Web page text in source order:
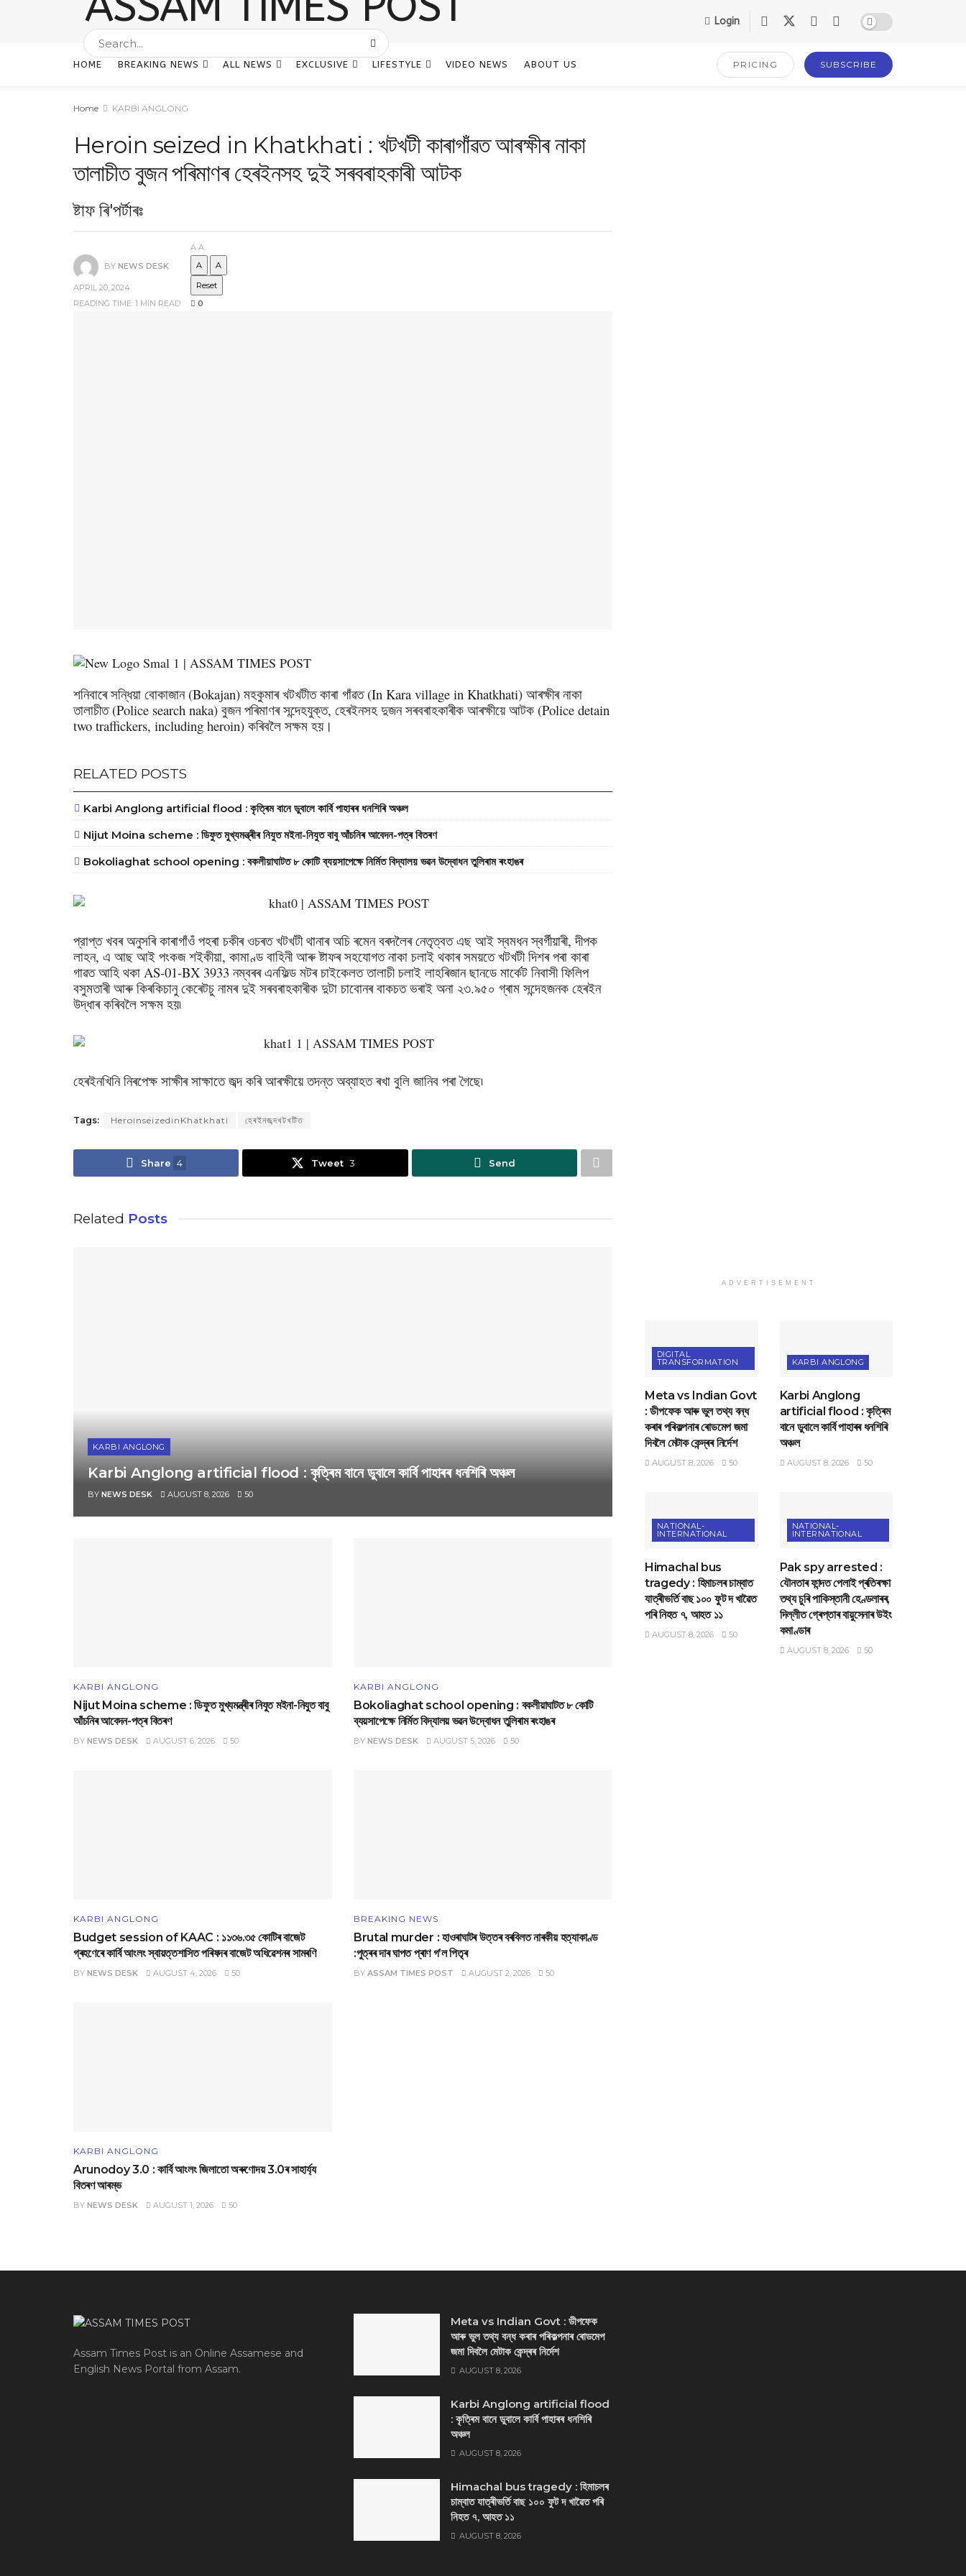
Login
HOME BREAKING NEWS ALL NEWS EXCLUSIVE LIFESTYLE VIDEO NEWS ABOUT US PRICING SUBSCRIBE
Home KARBI ANGLONG
Heroin seized in Khatkhati : খটখটী কাৰাগাঁৱত আৰক্ষীৰ নাকা
তালাচীত বুজন পৰিমাণৰ হেৰইনসহ দুই সৰবৰাহকাৰী আটক
ষ্টাফ ৰি'পৰ্টাৰঃ
BY NEWS DESK
APRIL 20, 2024
READING TIME: 1 MIN READ
A A
A
A
Reset
0
শনিবাৰে সন্ধিয়া বোকাজান (Bokajan) মহকুমাৰ খটখটীত কাৰা গাঁৱত (In Kara village in Khatkhati) আৰক্ষীৰ নাকা
তালাচীত (Police search naka) বুজন পৰিমাণৰ সন্দেহযুক্ত, হেৰইনসহ দুজন সৰবৰাহকাৰীক আৰক্ষীয়ে আটক (Police detain
two traffickers, including heroin) কৰিবলৈ সক্ষম হয়।
RELATED POSTS
Karbi Anglong artificial flood : কৃত্ৰিম বানে ডুবালে কাৰ্বি পাহাৰৰ ধনশিৰি অঞ্চল
Nijut Moina scheme : ডিফুত মুখ্যমন্ত্ৰীৰ নিযুত মইনা-নিযুত বাবু আঁচনিৰ আবেদন-পত্ৰ বিতৰণ
Bokoliaghat school opening : বকলীয়াঘাটত ৮ কোটি ব্যয়সাপেক্ষে নির্মিত বিদ্যালয় ভৱন উদ্বোধন তুলিৰাম ৰংহাঙৰ
প্রাপ্ত খবৰ অনুসৰি কাৰাগাঁওঁ পহৰা চকীৰ ওচৰত খটখটী থানাৰ অচি ৰমেন বৰদলৈৰ নেতৃত্বত এছ আই স্বমধন স্বর্গীয়াৰী, দীপক
লাহন, এ আছ আই পংকজ শইকীয়া, কামাণ্ড বাহিনী আৰু ষ্টাফৰ সহযোগত নাকা চলাই থকাৰ সময়তে খটখটী দিশৰ পৰা কাৰা
গাৱত আহি থকা AS-01-BX 3933 নম্বৰৰ এনফিল্ড মটৰ চাইকেলত তালাচী চলাই লাহৰিজান ছানডে মার্কেট নিবাসী ফিলিপ
বসুমতাৰী আৰু কিৰকিচানু কেৰেটচু নামৰ দুই সৰবৰাহকাৰীক দুটা চাবোনৰ বাকচত ভৰাই অনা ২৩.৯৫০ গ্ৰাম সন্দেহজনক হেৰইন
উদ্ধাৰ কৰিবলৈ সক্ষম হয়৷
হেৰইনখিনি নিৰপেক্ষ সাক্ষীৰ সাক্ষাতে জব্দ কৰি আৰক্ষীয়ে তদন্ত অব্যাহত ৰখা বুলি জানিব পৰা গৈছে৷
Tags: HeroinseizedinKhatkhati হেৰইনজব্দখটখটিত
Share 4 Tweet 3 Send
Related Posts
KARBI ANGLONG
Karbi Anglong artificial flood : কৃত্ৰিম বানে ডুবালে কাৰ্বি পাহাৰৰ ধনশিৰি অঞ্চল
BY NEWS DESK AUGUST 8, 2026 50
KARBI ANGLONG
Nijut Moina scheme : ডিফুত মুখ্যমন্ত্ৰীৰ নিযুত মইনা-নিযুত বাবু
আঁচনিৰ আবেদন-পত্ৰ বিতৰণ
BY NEWS DESK AUGUST 6, 2026 50
KARBI ANGLONG
Bokoliaghat school opening : বকলীয়াঘাটত ৮ কোটি
ব্যয়সাপেক্ষে নির্মিত বিদ্যালয় ভৱন উদ্বোধন তুলিৰাম ৰংহাঙৰ
BY NEWS DESK AUGUST 5, 2026 50
KARBI ANGLONG
Budget session of KAAC : ১১৩৬.৩৫ কোটিৰ বাজেট
গ্ৰহণেৰে কাৰ্বি আংলং স্বায়‌ত্তশাসিত পৰিষদৰ বাজেট অধিৱেশনৰ সামৰণি
BY NEWS DESK AUGUST 4, 2026 50
BREAKING NEWS
Brutal murder : হাওৰাঘাটৰ উত্তৰ বৰবিলত নাৰকীয় হত্যাকাণ্ড
:পুত্ৰৰ দাৰ ঘাপত প্ৰাণ গ’ল পিতৃৰ
BY ASSAM TIMES POST AUGUST 2, 2026 50
KARBI ANGLONG
Arunodoy 3.0 : কাৰ্বি আংলং জিলাতো অৰুণোদয় 3.0ৰ সাহাৰ্য্য
বিতৰণ আৰম্ভ
BY NEWS DESK AUGUST 1, 2026 50
ADVERTISEMENT
DIGITAL
TRANSFORMATION
Meta vs Indian Govt
: ডীপফেক আৰু ভুল তথ্য বন্ধ
কৰাৰ পৰিকল্পনাৰ ৰোডমেপ জমা
দিবলৈ মেটাক কেন্দ্ৰৰ নিৰ্দেশ
AUGUST 8, 2026 50
KARBI ANGLONG
Karbi Anglong
artificial flood : কৃত্ৰিম
বানে ডুবালে কাৰ্বি পাহাৰৰ ধনশিৰি
অঞ্চল
AUGUST 8, 2026 50
NATIONAL-
INTERNATIONAL
Himachal bus
tragedy : হিমাচলৰ চাম্বাত
যাত্ৰীভৰ্তি বাছ ১০০ ফুট দ খাৱৈত
পৰি নিহত ৭, আহত ১১
AUGUST 8, 2026 50
NATIONAL-
INTERNATIONAL
Pak spy arrested :
যৌনতাৰ ফান্দত পেলাই প্ৰতিৰক্ষা
তথ্য চুৰি পাকিস্তানী হেণ্ডলাৰৰ,
দিল্লীত গ্ৰেপ্তাৰ বায়ুসেনাৰ উইং
কমাণ্ডাৰ
AUGUST 8, 2026 50
Assam Times Post is an Online Assamese and
English News Portal from Assam.
Meta vs Indian Govt : ডীপফেক
আৰু ভুল তথ্য বন্ধ কৰাৰ পৰিকল্পনাৰ ৰোডমেপ
জমা দিবলৈ মেটাক কেন্দ্ৰৰ নিৰ্দেশ
AUGUST 8, 2026
Karbi Anglong artificial flood
: কৃত্ৰিম বানে ডুবালে কাৰ্বি পাহাৰৰ ধনশিৰি
অঞ্চল
AUGUST 8, 2026
Himachal bus tragedy : হিমাচলৰ
চাম্বাত যাত্ৰীভৰ্তি বাছ ১০০ ফুট দ খাৱৈত পৰি
নিহত ৭, আহত ১১
AUGUST 8, 2026